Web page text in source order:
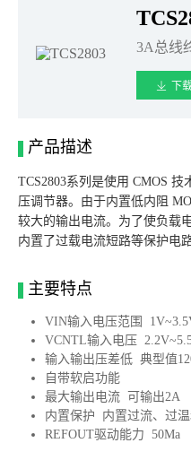
3A总线
下
产品描述
TCS2803系列是使用 CMOS
压调节器。由于内置低内阻
较大的输出电流。为了使负载
内置了过载电流短路等保护电路
主要特点
VIN输入电压范围
VCNTL输入电压
输入输出压差低 典型值
自带软启功能
最大输出电流 可输出2A
内置保护 内置过流、过
REFOUT驱动能力 50Ma